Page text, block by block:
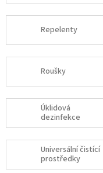
Repelenty
Roušky
Úklidová
dezinfekce
Universální čistící
prostředky